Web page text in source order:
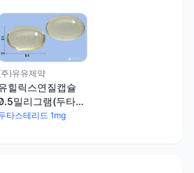
)유유제약
힐릭스연질캡슐
밀리그램(두타스
리드)
타스테리드 1mg